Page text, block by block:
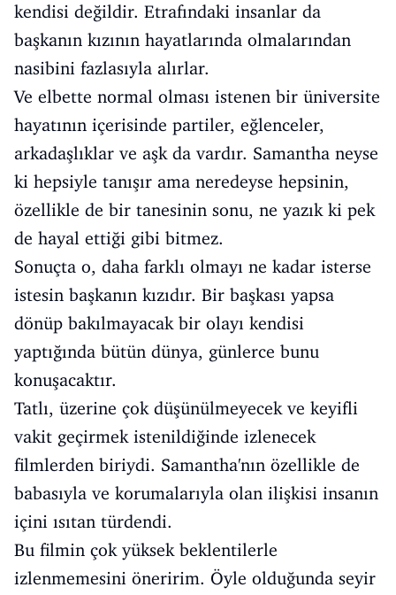
kendisi değildir. Etrafındaki insanlar da
başkanın kızının hayatlarında olmalarından
nasibini fazlasıyla alırlar.
Ve elbette normal olması istenen bir üniversite
hayatının içerisinde partiler, eğlenceler,
arkadaşlıklar ve aşk da vardır. Samantha neyse
ki hepsiyle tanışır ama neredeyse hepsinin,
özellikle de bir tanesinin sonu, ne yazık ki pek
de hayal ettiği gibi bitmez.
Sonuçta o, daha farklı olmayı ne kadar isterse
istesin başkanın kızıdır. Bir başkası yapsa
dönüp bakılmayacak bir olayı kendisi
yaptığında bütün dünya, günlerce bunu
konuşacaktır.
Tatlı, üzerine çok düşünülmeyecek ve keyifli
vakit geçirmek istenildiğinde izlenecek
filmlerden biriydi. Samantha'nın özellikle de
babasıyla ve korumalarıyla olan ilişkisi insanın
içini ısıtan türdendi.
Bu filmin çok yüksek beklentilerle
izlenmemesini öneririm. Öyle olduğunda seyir